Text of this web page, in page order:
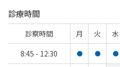
診療時間
診察時間 月 火 水
8:45 - 12:30
● ● ●